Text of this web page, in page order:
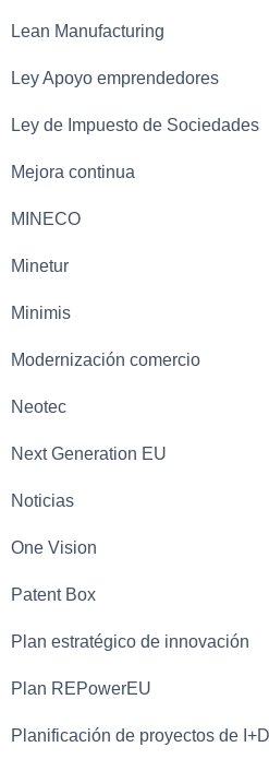
Lean Manufacturing
Ley Apoyo emprendedores
Ley de Impuesto de Sociedades
Mejora continua
MINECO
Minetur
Minimis
Modernización comercio
Neotec
Next Generation EU
Noticias
One Vision
Patent Box
Plan estratégico de innovación
Plan REPowerEU
Planificación de proyectos de